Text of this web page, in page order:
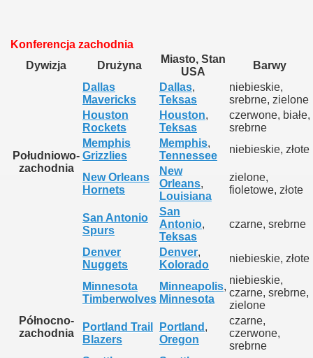
Konferencja zachodnia
Dywizja
Drużyna
Miasto, Stan
USA
Barwy
Południowo-
zachodnia
Dallas
Mavericks
Dallas,
Teksas
niebieskie,
srebrne, zielone
Houston
Rockets
Houston,
Teksas
czerwone, białe,
srebrne
Memphis
Grizzlies
Memphis,
Tennessee
niebieskie, złote
New Orleans
Hornets
New
Orleans,
Louisiana
zielone,
fioletowe, złote
San Antonio
Spurs
San
Antonio,
Teksas
czarne, srebrne
Północno-
zachodnia
Denver
Nuggets
Denver,
Kolorado
niebieskie, złote
Minnesota
Timberwolves
Minneapolis,
Minnesota
niebieskie,
czarne, srebrne,
zielone
Portland Trail
Blazers
Portland ,
Oregon
czarne,
czerwone,
srebrne